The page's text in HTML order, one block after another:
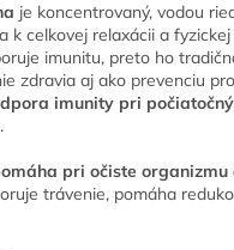
je koncentrovaný, vodou
k celkovej relaxácii a
imunitu, preto ho
zdravia aj ako prevenciu
imunity pri
.
pri očiste
trávenie, pomáha